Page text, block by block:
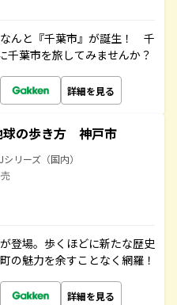
なんと『千葉市』が誕生！ 千
千葉市を旅してみませんか？
詳細を見る
の歩き方 神戸市
リーズ（国内）
登場。歩くほどに新たな歴史
の魅力を余すことなく網羅！
詳細を見る